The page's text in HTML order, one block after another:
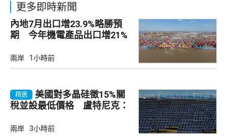
更多即時新聞
內地7月出口增23.9%略勝預
期 今年機電產品出口增21%
兩岸 1小時前
精選
美國對多晶硅徵15%關
稅並設最低價格 盧特尼克：
兩岸 3小時前